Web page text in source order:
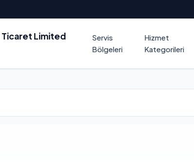
Ticaret Limited
Servis
Bölgeleri
Hizmet
Kategorileri